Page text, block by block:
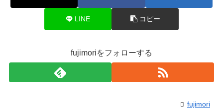
LINE コピー
fujimoriをフォローする
fujimori